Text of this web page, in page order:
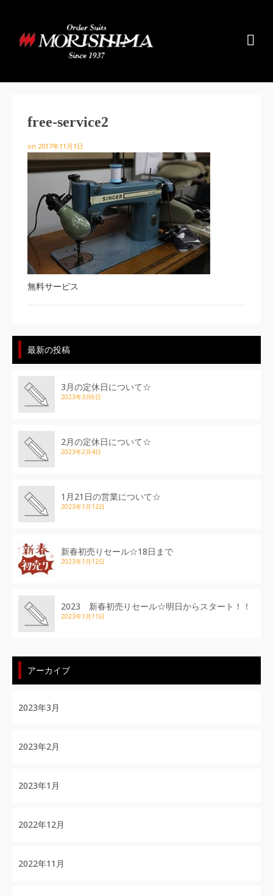
free-service2
on 2017年11月1日
無料サービス
最新の投稿
3月の定休日について☆
2023年3月6日
2月の定休日について☆
2023年2月4日
1月21日の営業について☆
2023年1月12日
新春初売りセール☆18日まで
2023年1月12日
2023 新春初売りセール☆明日からスタート！！
2023年1月11日
アーカイブ
2023年3月
2023年2月
2023年1月
2022年12月
2022年11月